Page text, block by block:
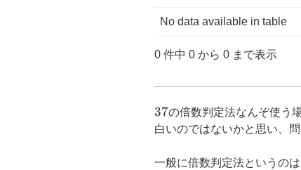
No data available in table
0 件中 0 から 0 まで表示
37
37の倍数判定法なんぞ使う
白いのではないかと思い、
一般に倍数判定法というの